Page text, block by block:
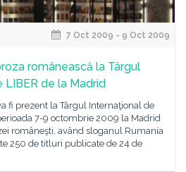
7 Oct 2009 - 9 Oct 2009
românească la Târgul
LIBER de la Madrid
fi prezent la Târgul Internaţional de
7-9 octombrie 2009 la Madrid
româneşti, având sloganul Rumanía
250 de titluri publicate de 24 de